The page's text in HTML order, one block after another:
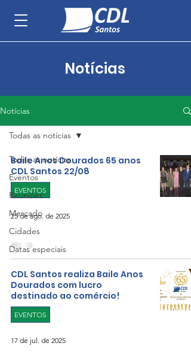
Notícias
Notícias
Todas as notícias
Eventos
Reuniões
Mercado
Cidades
Datas especiais
Todas as notícias
Baile Anos Dourados 65 anos
CDL Santos 22/08
EVENTOS
25 de ago. de 2025
CDL Santos realiza Baile Anos
Dourados com lucro
destinado ao comércio!
EVENTOS
17 de jul. de 2025